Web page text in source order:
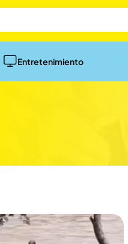
Entretenimiento